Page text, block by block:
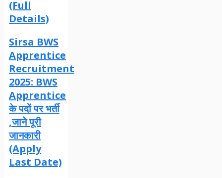
(Full
Details)
Sirsa BWS
Apprentice
Recruitment
2025: BWS
Apprentice
के पदों पर भर्ती
,जाने पूरी
जानकारी
(Apply
Last Date)